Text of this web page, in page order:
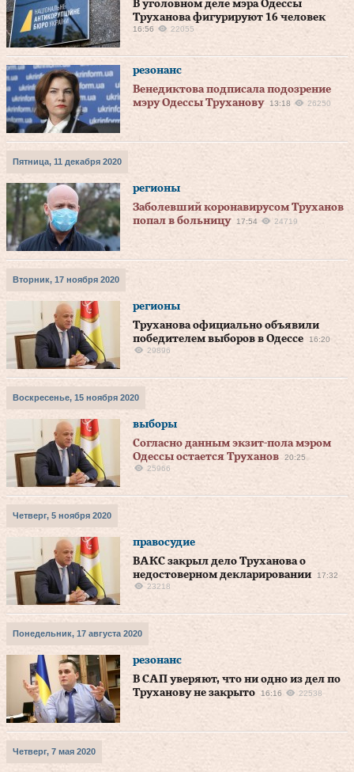
В уголовном деле мэра Одессы
Труханова фигурируют 16 человек
16:56 22055
резонанс
Венедиктова подписала подозрение
мэру Одессы Труханову
13:18 26250
Пятница, 11 декабря 2020
регионы
Заболевший коронавирусом Труханов
попал в больницу
17:54 24719
Вторник, 17 ноября 2020
регионы
Труханова официально объявили
победителем выборов в Одессе
16:20
29896
Воскресенье, 15 ноября 2020
выборы
Согласно данным экзит-пола мэром
Одессы остается Труханов
20:25
25966
Четверг, 5 ноября 2020
правосудие
ВАКС закрыл дело Труханова о
недостоверном декларировании
17:32
23218
Понедельник, 17 августа 2020
резонанс
В САП уверяют, что ни одно из дел по
Труханову не закрыто
16:16 22538
Четверг, 7 мая 2020